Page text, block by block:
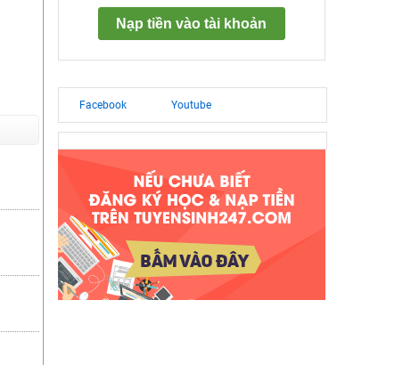
Nạp tiền vào tài khoản
Facebook Youtube